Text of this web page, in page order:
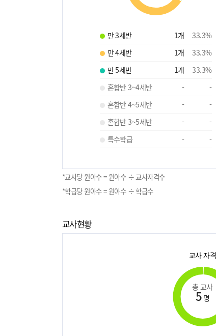
만 3세반 1개 33.3%
만 4세반
1개 33.3%
만 5세반
1개 33.3%
혼합반 3~4세반
-
-
혼합반 4~5세반
-
-
혼합반 3~5세반
-
-
특수학급
- -
*교사당 원아수 = 원아수 ÷ 교사자격수
*학급당 원아수 = 원아수 ÷ 학급수
교사현황
교사 자격
총 교사
5 명